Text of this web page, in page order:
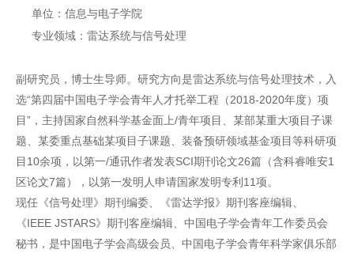
单位：信息与电子学院
专业领域：雷达系统与信号处理
副研究员，博士生导师。研究方向是雷达系统与信号处理技术，入
选“第四届中国电子学会青年人才托举工程（2018-2020年度）项
目”，主持国家自然科学基金面上/青年项目、某部某重大项目子课
题、某委重点基础某项目子课题、装备预研领域基金项目等科研项
目10余项，以第一/通讯作者发表SCI期刊论文26篇（含科睿唯安1
区论文7篇），以第一发明人申请国家发明专利11项。
现任《信号处理》期刊编委、《雷达学报》期刊客座编辑、
《IEEE JSTARS》期刊客座编辑、中国电子学会青年工作委员会
秘书，是中国电子学会高级会员、中国电子学会青年科学家俱乐部